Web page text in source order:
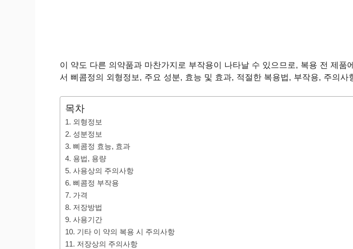
이 약도 다른 의약품과 마찬가지로 부작용이 나타날 수 있으므로, 복용 전 제
서 삐콤정의 외형정보, 주요 성분, 효능 및 효과, 적절한 복용법, 부작용, 주의
목차
1. 외형정보
2. 성분정보
3. 삐콤정 효능, 효과
4. 용법, 용량
5. 사용상의 주의사항
6. 삐콤정 부작용
7. 가격
8. 저장방법
9. 사용기간
10. 기타 이 약의 복용 시 주의사항
11. 저장상의 주의사항